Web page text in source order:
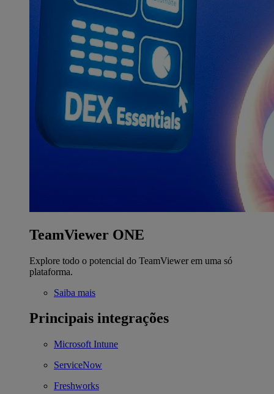
TeamViewer ONE
Explore todo o potencial do TeamViewer em uma só
plataforma.
Saiba mais
Principais integrações
Microsoft Intune
ServiceNow
Freshworks